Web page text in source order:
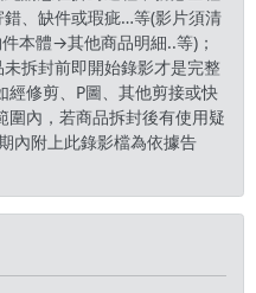
、缺件或瑕疵…等(影片須清
本體→其他商品明細..等)；
拆封前即開始錄影才是完整
經修剪、P圖、其他剪接或快
圍內，若商品拆封後有使用疑
內附上此錄影檔為依據告